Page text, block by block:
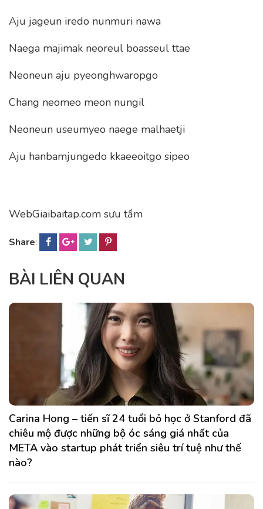
Aju jageun iredo nunmuri nawa
Naega majimak neoreul boasseul ttae
Neoneun aju pyeonghwaropgo
Chang neomeo meon nungil
Neoneun useumyeo naege malhaetji
Aju hanbamjungedo kkaeeoitgo sipeo
WebGiaibaitap.com sưu tầm
Share:
BÀI LIÊN QUAN
Carina Hong – tiến sĩ 24 tuổi bỏ học ở Stanford đã
chiêu mộ được những bộ óc sáng giá nhất của
META vào startup phát triển siêu trí tuệ như thế
nào?